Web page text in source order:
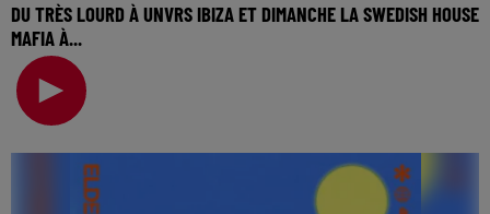
DU TRÈS LOURD À UNVRS IBIZA ET DIMANCHE LA SWEDISH HOUSE
MAFIA À...
🎧 Ecoutez Radio FG sur http://www.radiofg.com 📱 et sur
l’Application FG (IOS https://urlz.fr/hhZx